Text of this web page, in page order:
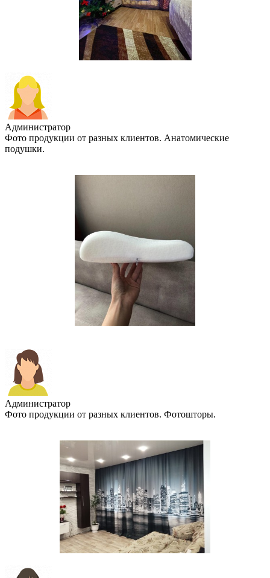
Администратор
Фото продукции от разных клиентов. Анатомические
подушки.
Администратор
Фото продукции от разных клиентов. Фотошторы.